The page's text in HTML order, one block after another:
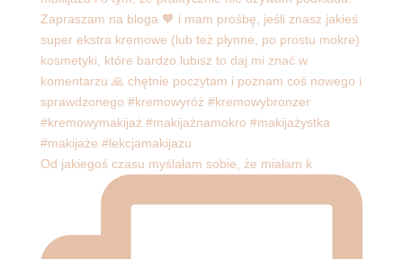
Od jakiegoś czasu myślałam sobie, że miałam k